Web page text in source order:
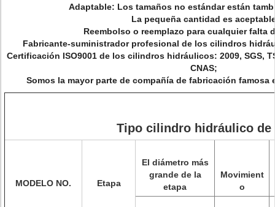
Adaptable: Los tamaños no estándar están
La pequeña cantidad es
Reembolso o reemplazo para cualquier falta
Fabricante-suministrador profesional de los cilindros
Certificación ISO9001 de los cilindros hidráulicos: 2009, SGS,
CNAS;
Somos la mayor parte de compañía de fabricación
Tipo cilindro hidráulico de
MODELO NO. Etapa
El diámetro más
grande de la
etapa
Movimient
o